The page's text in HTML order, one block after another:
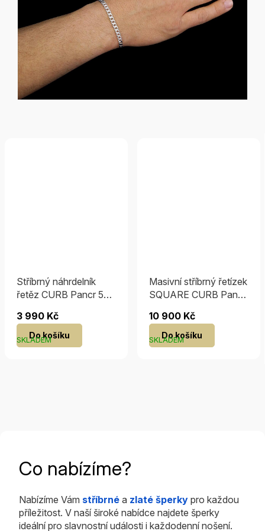
Stříbrný náhrdelník
řetěz CURB Pancr 5
cm
SKLADEM
3 990 Kč
Do košíku
Masivní stříbrný řetízek
SQUARE CURB Pancr
50 cm
SKLADEM
10 900 Kč
Do košíku
Co nabízíme?
Nabízíme Vám stříbrné a zlaté šperky pro každou
příležitost. V naší široké nabídce najdete šperky
ideální pro slavnostní události i každodenní nošení.